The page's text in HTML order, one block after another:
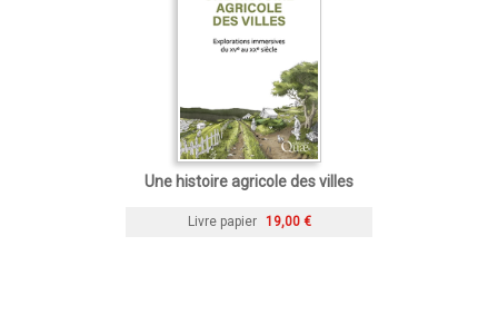
Une histoire agricole des villes
Livre papier 19,00 €